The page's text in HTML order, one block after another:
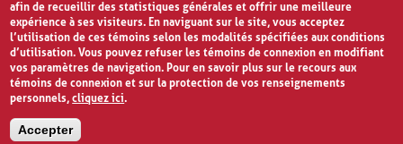
afin de recueillir des statistiques générales et offrir une meilleure
expérience à ses visiteurs. En naviguant sur le site, vous acceptez
l’utilisation de ces témoins selon les modalités spécifiées aux conditions
d’utilisation. Vous pouvez refuser les témoins de connexion en modifiant
vos paramètres de navigation. Pour en savoir plus sur le recours aux
témoins de connexion et sur la protection de vos renseignements
personnels,cliquez ici.
Accepter